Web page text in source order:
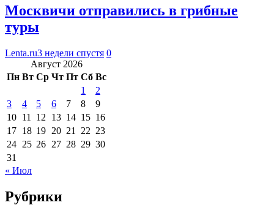
Москвичи отправились в грибные
туры
Lenta.ru3 недели спустя 0
Август 2026
Пн Вт Ср Чт Пт Сб Вс
1
2
3
4 5 6 7 8
9
10 11 12 13 14 15 16
17 18 19 20 21 22 23
24 25 26 27 28 29 30
31
« Июл
Рубрики